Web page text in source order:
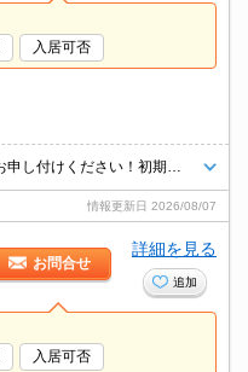
入居可否
情報更新日 2026/08/07
お問合せ
詳細を見る
追加
入居可否